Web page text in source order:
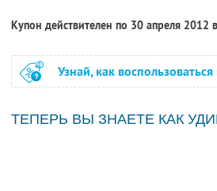
Купон действителен по 30 апреля 2012
Узнай, как
ТЕПЕРЬ ВЫ ЗНАЕТЕ КАК